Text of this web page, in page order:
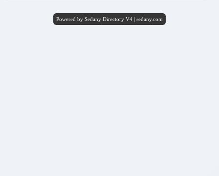
Powered by Sedany Directory V4 | sedany.com